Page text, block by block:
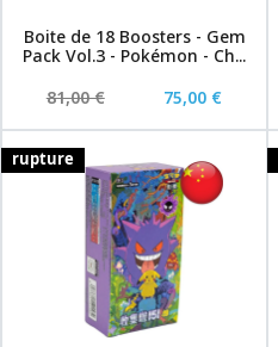
Boite de 18 Boosters - Gem
Pack Vol.3 - Pokémon - Ch...
81,00 €
75,00 €
rupture